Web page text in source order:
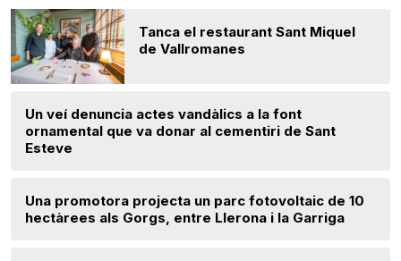
Tanca el restaurant Sant Miquel
de Vallromanes
Un veí denuncia actes vandàlics a la font
ornamental que va donar al cementiri de Sant
Esteve
Una promotora projecta un parc fotovoltaic de 10
hectàrees als Gorgs, entre Llerona i la Garriga